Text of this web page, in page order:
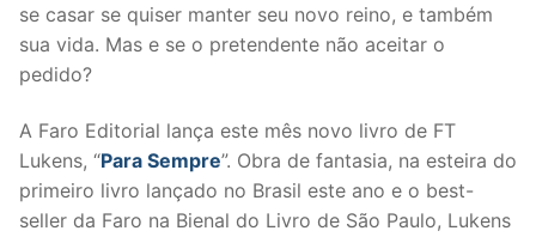
se casar se quiser manter seu novo reino, e também
sua vida. Mas e se o pretendente não aceitar o
pedido?
A Faro Editorial lança este mês novo livro de FT
Lukens, “Para Sempre”. Obra de fantasia, na esteira do
primeiro livro lançado no Brasil este ano e o best-
seller da Faro na Bienal do Livro de São Paulo, Lukens